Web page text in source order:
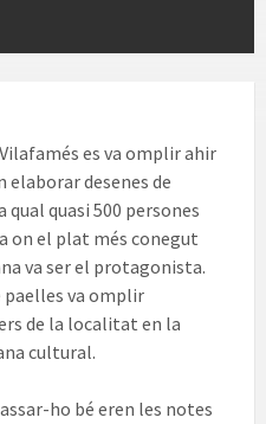
es va omplir ahir
elaborar desenes de
qual quasi 500 persones
on el plat més conegut
va ser el protagonista.
paelles va omplir
de la localitat en la
cultural.
ho bé eren les notes